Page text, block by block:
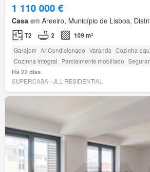
1 110 000 €
Casa em Areeiro, Município de Lisboa,
T2 2 109 m²
Garajem Ar Condicionado Varanda Cozinha
Cozinha integral Parcialmente mobiliado
Há 22 dias
SUPERCASA - JLL RESIDENTIAL